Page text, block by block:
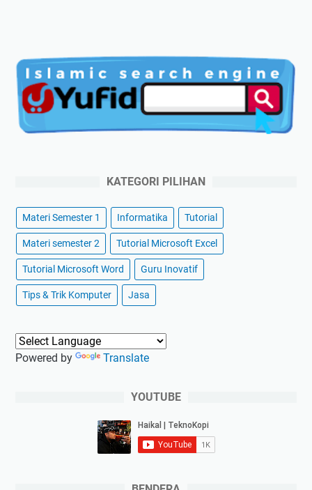
KATEGORI PILIHAN
Materi Semester 1 Informatika Tutorial
Materi semester 2 Tutorial Microsoft Excel
Tutorial Microsoft Word Guru Inovatif
Tips & Trik Komputer Jasa
Powered by Translate
YOUTUBE